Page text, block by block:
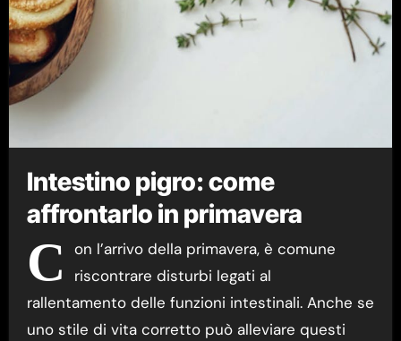
Intestino pigro: come
affrontarlo in primavera
C
on l’arrivo della primavera, è comune
riscontrare disturbi legati al
rallentamento delle funzioni intestinali. Anche se
uno stile di vita corretto può alleviare questi